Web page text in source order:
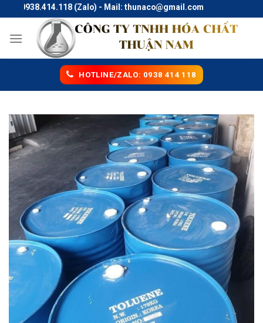
to
content
0938.414.118 (Zalo) - Mail: thunaco@gmail.com
HOTLINE/ZALO: 0938 414 118